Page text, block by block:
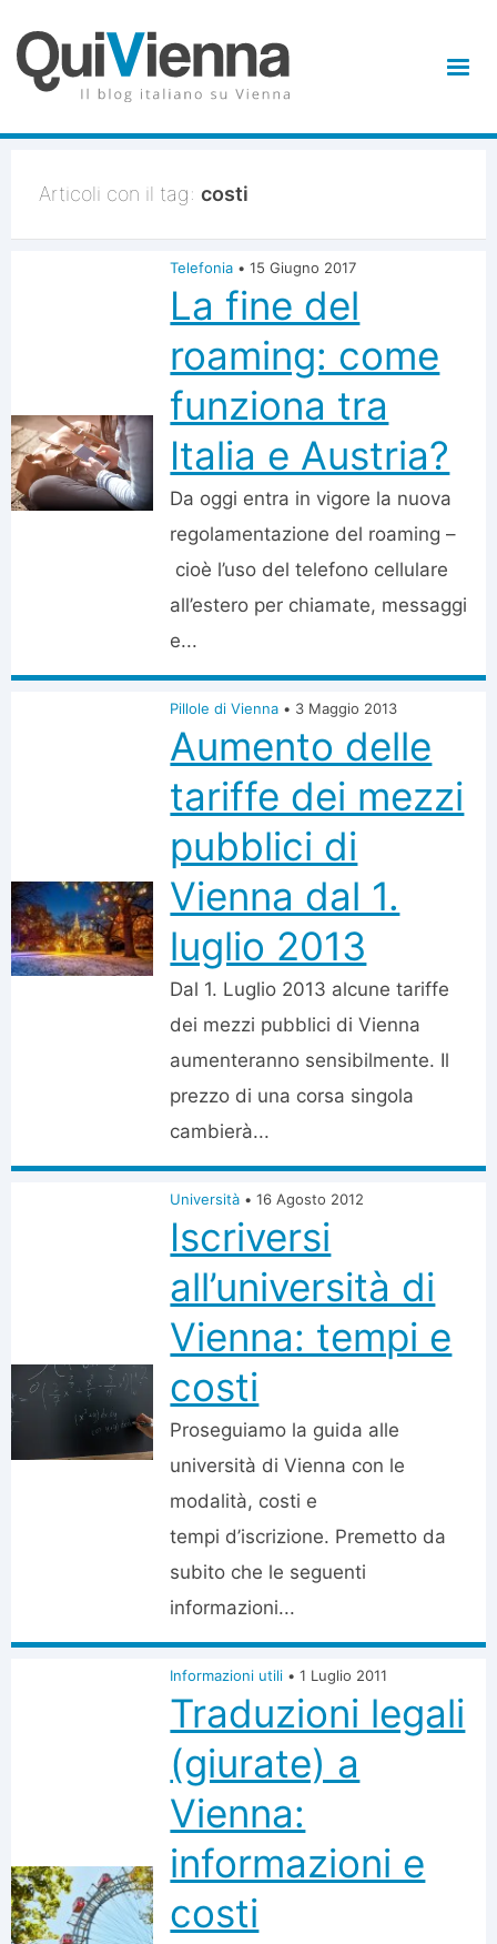
Articoli con il tag: costi
Telefonia • 15 Giugno 2017
La fine del
roaming: come
funziona tra
Italia e Austria?
Da oggi entra in vigore la nuova
regolamentazione del roaming –
cioè l’uso del telefono cellulare
all’estero per chiamate, messaggi
e...
Pillole di Vienna • 3 Maggio 2013
Aumento delle
tariffe dei mezzi
pubblici di
Vienna dal 1.
luglio 2013
Dal 1. Luglio 2013 alcune tariffe
dei mezzi pubblici di Vienna
aumenteranno sensibilmente. Il
prezzo di una corsa singola
cambierà...
Università • 16 Agosto 2012
Iscriversi
all’università di
Vienna: tempi e
costi
Proseguiamo la guida alle
università di Vienna con le
modalità, costi e
tempi d’iscrizione. Premetto da
subito che le seguenti
informazioni...
Informazioni utili • 1 Luglio 2011
Traduzioni legali
(giurate) a
Vienna:
informazioni e
costi